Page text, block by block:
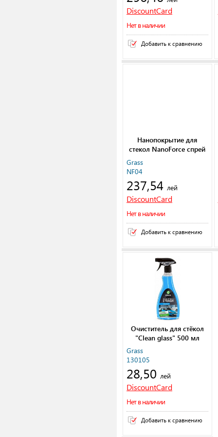
DiscountCard
Нет в наличии
Добавить к сравнению
Нанопокрытие для
стекол NanoForce спрей
Grass
NF04
237,54 лей
DiscountCard
Нет в наличии
Добавить к сравнению
Очиститель для стёкол
"Clean glass" 500 мл
Grass
130105
28,50 лей
DiscountCard
Нет в наличии
Добавить к сравнению